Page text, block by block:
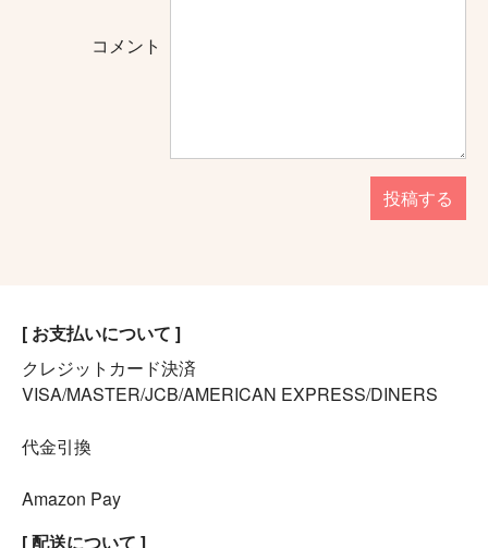
コメント
投稿する
[ お支払いについて ]
クレジットカード決済
VISA/MASTER/JCB/AMERICAN EXPRESS/DINERS
代金引換
Amazon Pay
[ 配送について ]